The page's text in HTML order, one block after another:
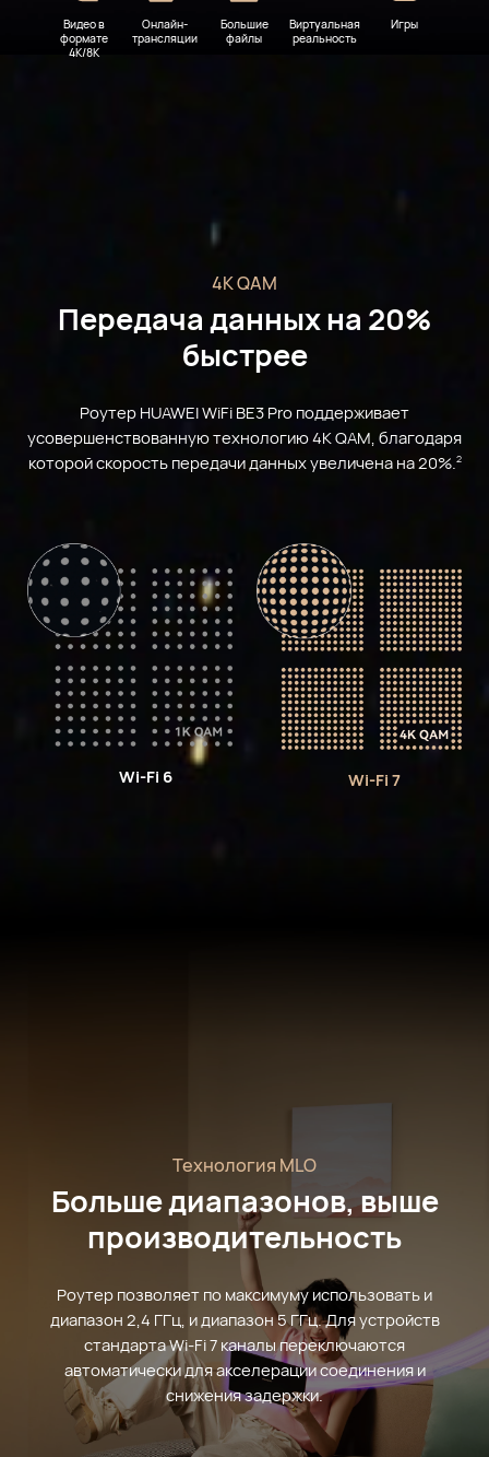
Видео в
формате
4K/8K
Онлайн-
трансляции
Большие
файлы
Виртуальная
реальность
Игры
4K QAM
Передача данных на 20%
быстрее
Роутер HUAWEI WiFi BE3 Pro поддерживает
усовершенствованную технологию 4K QAM, благодаря
которой скорость передачи данных увеличена на 20%.2
Wi-Fi 6 Wi-Fi 7
Технология MLO
Больше диапазонов, выше
производительность
Роутер позволяет по максимуму использовать и
диапазон 2,4 ГГц, и диапазон 5 ГГц. Для устройств
стандарта Wi-Fi 7 каналы переключаются
автоматически для акселерации соединения и
снижения задержки.